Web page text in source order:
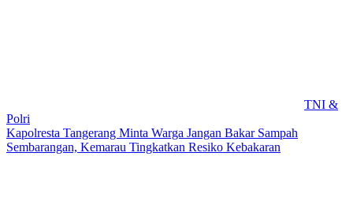
TNI &
Polri
Kapolresta Tangerang Minta Warga Jangan Bakar Sampah
Sembarangan, Kemarau Tingkatkan Resiko Kebakaran